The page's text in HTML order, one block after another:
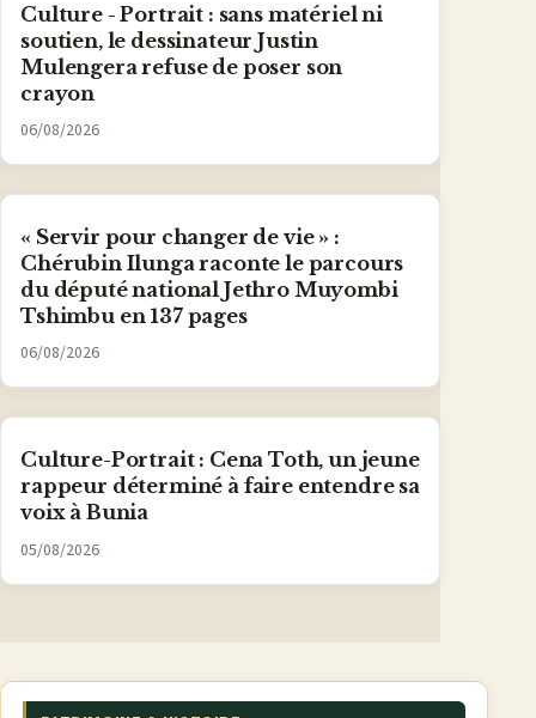
Culture - Portrait : sans matériel ni
soutien, le dessinateur Justin
Mulengera refuse de poser son
crayon
06/08/2026
« Servir pour changer de vie » :
Chérubin Ilunga raconte le parcours
du député national Jethro Muyombi
Tshimbu en 137 pages
06/08/2026
Culture-Portrait : Cena Toth, un jeune
rappeur déterminé à faire entendre sa
voix à Bunia
05/08/2026